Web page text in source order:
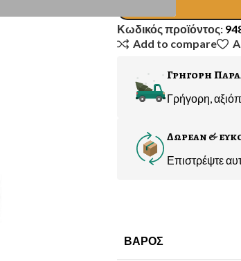
Κωδικός προϊόντος:
Add to compare
Γρηγορη
Γρήγορη,
Δωρεαν &
Επιστρέψτε
ΒΆΡΟΣ